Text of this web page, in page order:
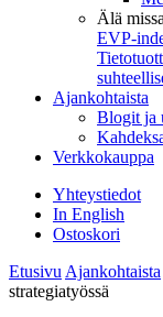
Älä
EVP-
Ajankohtaista
Blogit ja
Verkkokauppa
Yhteystiedot
In English
Ostoskori
Etusivu Ajankohtaista
strategiatyössä